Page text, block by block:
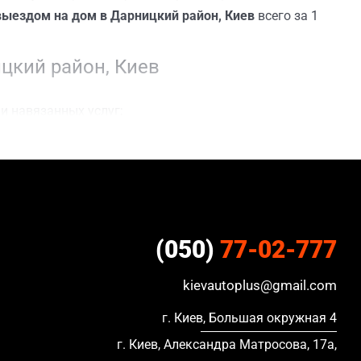
на дом в Дарницкий район, Киев всего за 1
район, Киев
(050) 77-02-777
kievautoplus@gmail.com
г. Киев, Большая окружная 4
г. Киев, Александра Матросова, 17а,